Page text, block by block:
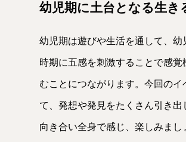
幼児期に土台となる生き
幼児期は遊びや生活を通して、
時期に五感を刺激することで感
むことにつながります。今回の
て、発想や発見をたくさん引き
向き合い全身で感じ、楽しみまし